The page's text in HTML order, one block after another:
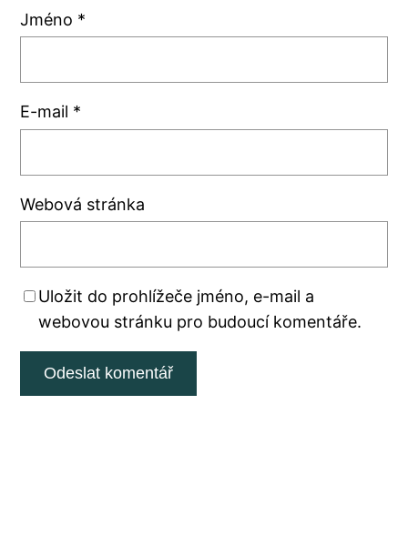
Jméno *
E-mail *
Webová stránka
Uložit do prohlížeče jméno, e-mail a
webovou stránku pro budoucí komentáře.